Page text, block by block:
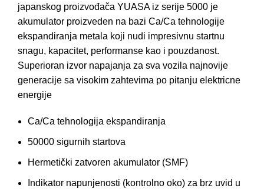
japanskog proizvođača YUASA iz serije 5000 je
akumulator proizveden na bazi Ca/Ca tehnologije
ekspandiranja metala koji nudi impresivnu startnu
snagu, kapacitet, performanse kao i pouzdanost.
Superioran izvor napajanja za sva vozila najnovije
generacije sa visokim zahtevima po pitanju elektricne
energije
Ca/Ca tehnologija ekspandiranja
50000 sigurnih startova
Hermetički zatvoren akumulator (SMF)
Indikator napunjenosti (kontrolno oko) za brz uvid u